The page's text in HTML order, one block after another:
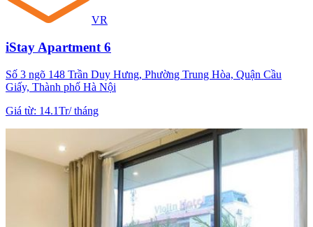
VR
iStay Apartment 6
Số 3 ngõ 148 Trần Duy Hưng, Phường Trung Hòa, Quận Cầu
Giấy, Thành phố Hà Nội
Giá từ: 14.1Tr/tháng